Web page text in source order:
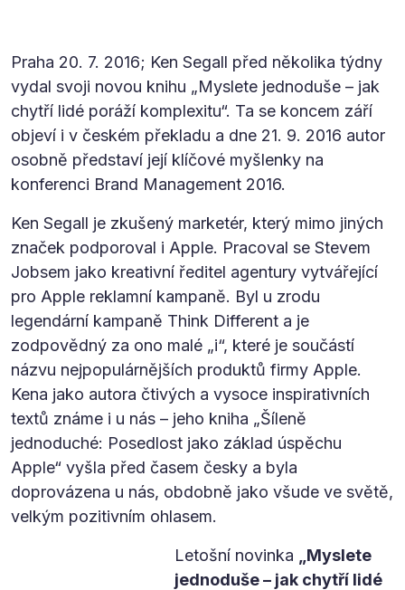
Praha 20. 7. 2016; Ken Segall před několika týdny
vydal svoji novou knihu „Myslete jednoduše – jak
chytří lidé poráží komplexitu“. Ta se koncem září
objeví i v českém překladu a dne 21. 9. 2016 autor
osobně představí její klíčové myšlenky na
konferenci Brand Management 2016.
Ken Segall je zkušený marketér, který mimo jiných
značek podporoval i Apple. Pracoval se Stevem
Jobsem jako kreativní ředitel agentury vytvářející
pro Apple reklamní kampaně. Byl u zrodu
legendární kampaně Think Different a je
zodpovědný za ono malé „i“, které je součástí
názvu nejpopulárnějších produktů firmy Apple.
Kena jako autora čtivých a vysoce inspirativních
textů známe i u nás – jeho kniha „Šíleně
jednoduché: Posedlost jako základ úspěchu
Apple“ vyšla před časem česky a byla
doprovázena u nás, obdobně jako všude ve světě,
velkým pozitivním ohlasem.
Letošní novinka
„Myslete
jednoduše – jak chytří lidé